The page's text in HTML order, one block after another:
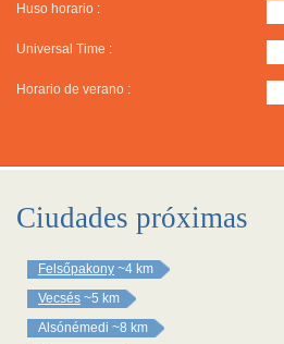
Huso horario :
Universal Time :
Horario de verano :
Ciudades próximas
Felsőpakony ~4 km
Vecsés ~5 km
Alsónémedi ~8 km